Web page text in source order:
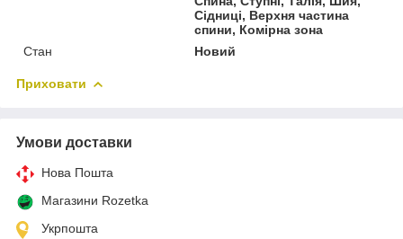
Сідниці, Верхня частина
спини, Комірна зона
Стан
Новий
Приховати
Умови доставки
Нова Пошта
Магазини Rozetka
Укрпошта